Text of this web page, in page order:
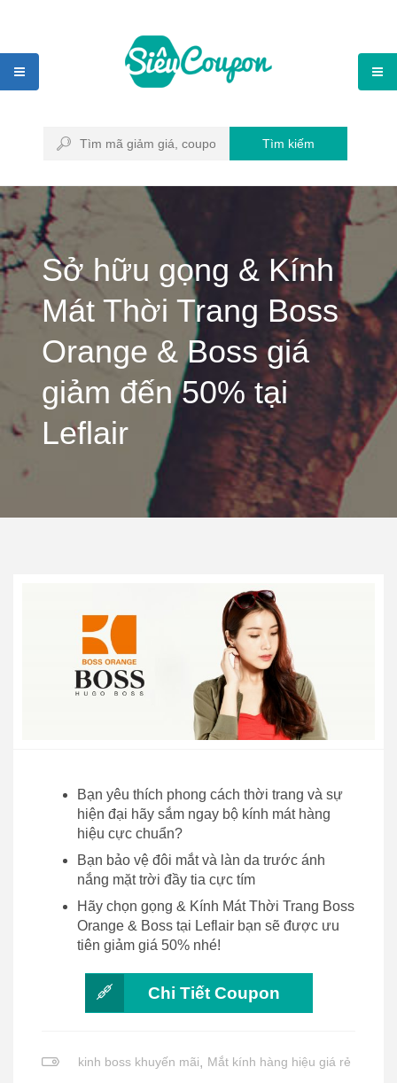
Tìm kiếm
Sở hữu gọng & Kính
Mát Thời Trang Boss
Orange & Boss giá
giảm đến 50% tại
Leflair
Bạn yêu thích phong cách thời trang và sự
hiện đại hãy sắm ngay bộ kính mát hàng
hiệu cực chuẩn?
Bạn bảo vệ đôi mắt và làn da trước ánh
nắng mặt trời đầy tia cực tím
Hãy chọn gọng & Kính Mát Thời Trang Boss
Orange & Boss tại Leflair bạn sẽ được ưu
tiên giảm giá 50% nhé!
Chi Tiết Coupon
kinh boss khuyến mãi, Mắt kính hàng hiệu giá rẻ